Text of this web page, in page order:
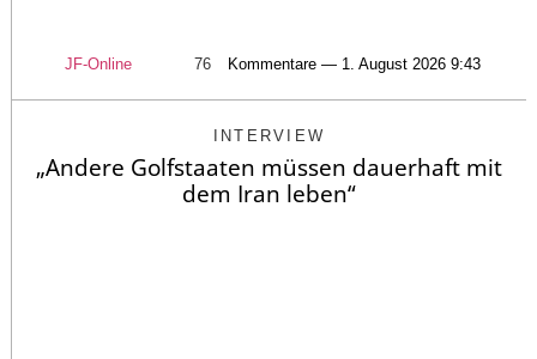
JF-Online 76 Kommentare — 1. August 2026 9:43
INTERVIEW
„Andere Golfstaaten müssen dauerhaft mit
dem Iran leben“